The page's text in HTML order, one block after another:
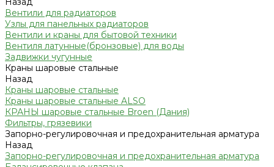
Вентили для радиаторов
Узлы для панельных радиаторов
Вентили и краны для бытовой техники
Вентиля латунные(бронзовые) для воды
Задвижки чугунные
Краны шаровые стальные
Назад
Краны шаровые стальные
Краны шаровые стальные ALSO
КРАНЫ шаровые стальные Broen (Дания)
Фильтры, грязевики
Запорно-регулировочная и предохранительная арматура
Назад
Запорно-регулировочная и предохранительная арматура